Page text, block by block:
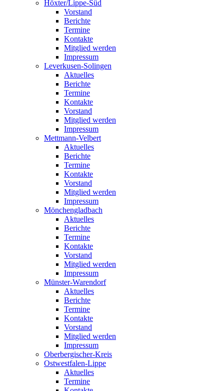
Höxter/Lippe-Süd
Vorstand
Berichte
Termine
Kontakte
Mitglied werden
Impressum
Leverkusen-Solingen
Aktuelles
Berichte
Termine
Kontakte
Vorstand
Mitglied werden
Impressum
Mettmann-Velbert
Aktuelles
Berichte
Termine
Kontakte
Vorstand
Mitglied werden
Impressum
Mönchengladbach
Aktuelles
Berichte
Termine
Kontakte
Vorstand
Mitglied werden
Impressum
Münster-Warendorf
Aktuelles
Berichte
Termine
Kontakte
Vorstand
Mitglied werden
Impressum
Oberbergischer-Kreis
Ostwestfalen-Lippe
Aktuelles
Termine